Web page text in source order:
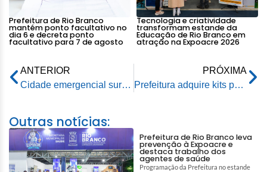
Prefeitura de Rio Branco
mantém ponto facultativo no
dia 6 e decreta ponto
facultativo para 7 de agosto
Tecnologia e criatividade
transformam estande da
Educação de Rio Branco em
atração na Expoacre 2026
ANTERIOR
Cidade emergencial surge em meio à crise da cheia do rio Acre
PRÓXIMA
Prefeitura adquire kits para assistir famílias alagadas que ainda estão em casa e recebe apoio do Exército Brasileiro
Outras notícias:
Prefeitura de Rio Branco leva
prevenção à Expoacre e
destaca trabalho dos
agentes de saúde
Programação da Prefeitura no estande